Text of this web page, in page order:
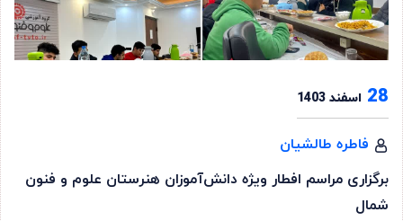
28 اسفند 1403
فاطره طالشیان
برگزاری مراسم افطار ویژه دانش‌آموزان هنرستان علوم و فنون
شمال